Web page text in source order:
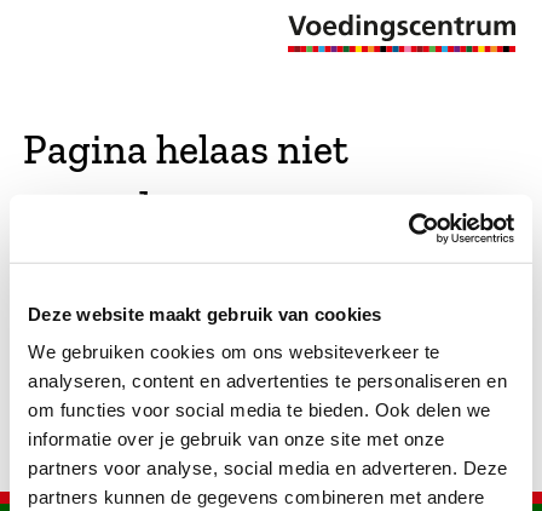
Deze website maakt gebruik van cookies
We gebruiken cookies om ons websiteverkeer te
analyseren, content en advertenties te personaliseren en
om functies voor social media te bieden. Ook delen we
informatie over je gebruik van onze site met onze
partners voor analyse, social media en adverteren. Deze
partners kunnen de gegevens combineren met andere
Pagina helaas niet
gevonden
hebben gekeken of er vergelijkbare pagina's
bestaan. Als dat zo is, dan zie je die hier.